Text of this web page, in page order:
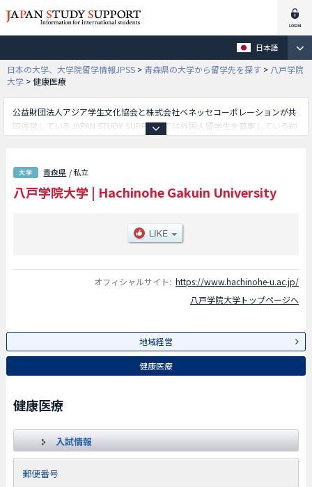
日本語
日本の大学、大学院留学情報JPSS > 青森県の大学から留学先を探す > 八戸学院
大学 >健康医療
公益財団法人アジア学生文化協会と株式会社ベネッセコーポレーションが共
同運営しているJAPAN STUDY SUPPORTでは外国人留学生を募集している約
健康医療学部等、学部別情報や、募集定員や合格者数など入試情報、施設案
内、アクセスなど外国人留学生に必要な情報を掲載しているので是非ご利用
ください。
青森県 / 私立
八戸学院大学 | Hachinohe Gakuin University
オフィシャルサイト: https://www.hachinohe-u.ac.jp/
八戸学院大学トップページへ
地域経営
健康医療
健康医療
入試情報
郵便番号